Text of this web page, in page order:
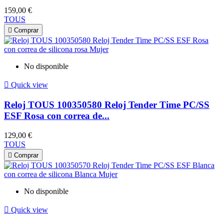
159,00 €
TOUS
 Comprar
No disponible
 Quick view
Reloj TOUS 100350580 Reloj Tender Time PC/SS
ESF Rosa con correa de...
129,00 €
TOUS
 Comprar
No disponible
 Quick view